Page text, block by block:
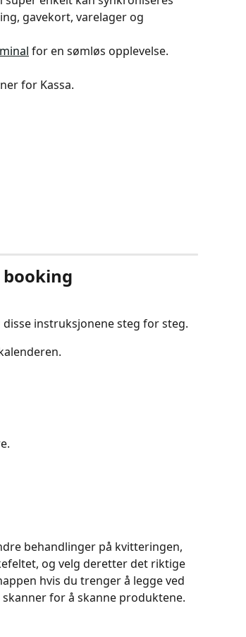
gavekort, varelager og
for en sømløs opplevelse.
for Kassa.
instruksjonene steg for steg.
behandlinger på kvitteringen,
og velg deretter det riktige
hvis du trenger å legge ved
for å skanne produktene.